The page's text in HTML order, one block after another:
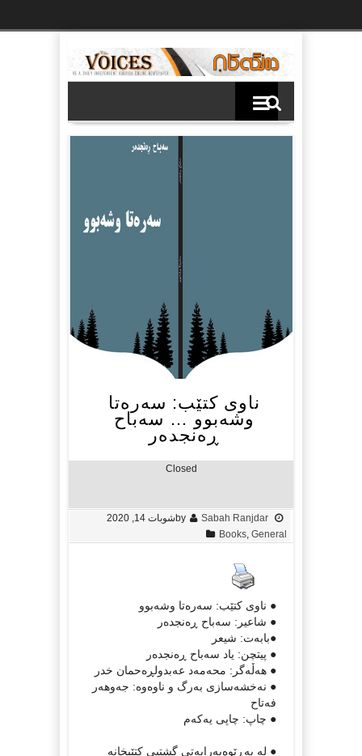
ناوی كتێب: سەرەتا
وشەبوو … سەباح
ڕەنجدەر
Closed
by Sabah Ranjdar
شوبات 14, 2020
Books General
● ناوی كتێب: سەرەتا وشەبوو
● شاعیر: سەباح ڕەنجدەر
●بابەت: شیعر
● پیتچن: یاد سەباح ڕەنجدەر
● هەڵەگر: محەمەد عەبدولڕەحمان خدر
● نەخشەسازی بەرگ و ناوەوه: جەوهەر
فەتاح
● چاپ: چاپی یەكەم
● لە بەڕێوەبەرایەتی گشتیی كتێبخانە